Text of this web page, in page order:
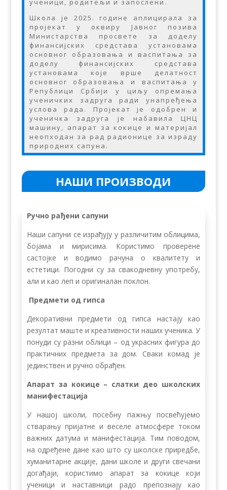
ученици, родитељи и запослени.
Школа је 2025. године аплицирала за
пројекат у оквиру Јавног позива
Министарства просвете за доделу
финансијских средстава установама
основног образовања и васпитања за
доделу финансијских средстава
установама које врше делатност
основног образовања и васпитања у
Републици Србији у циљу опремања
ученичких задруга ради унапређења
услова рада. Пројекат је одобрен и
ученичка задруга је набавила ЦНЦ
машину, апарат за кокице и материјал
неопходан за рад радионице за израду
природних сапуна.
НАШИ ПРОИЗВОДИ
Ручно рађени сапуни
Наши сапуни се израђују у различитим облицима,
бојама и мирисима. Користимо проверене
састојке и водимо рачуна о квалитету и
естетици. Погодни су за свакодневну употребу,
али и као леп и оригиналан поклон.
Предмети од гипса
Декоративни предмети од гипса настају као
резултат маште и креативности наших ученика. У
понуди су разни облици – од украсних фигура до
практичних предмета за дом. Сваки комад је
јединствен и ручно обрађен.
Апарат за кокице – слатки део школских
манифестација
У нашој школи, посебну пажњу посвећујемо
стварању пријатне и веселе атмосфере током
важних датума и манифестација. Тим поводом,
на одређене дане као што су школске приредбе,
хуманитарне акције, дани школе и други свечани
догађаји, користимо апарат за кокице који
ученици и наставници радо препознају као